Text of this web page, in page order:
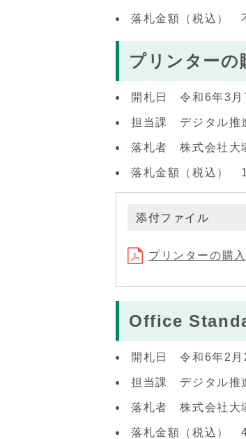
落札金額（税込）
プリンターの
開札日 令和6年3月
担当課 デジタル推
落札者 株式会社大
落札金額（税込）
添付ファイル
プリンターの購
Office
開札日 令和6年2月
担当課 デジタル推
落札者 株式会社大
落札金額（税込）